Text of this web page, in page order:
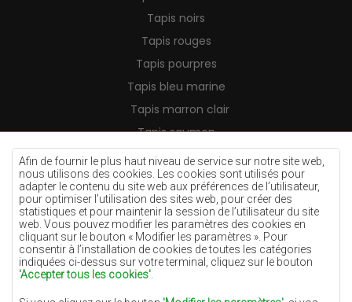
Afin de fournir le plus haut niveau de service sur notre site web,
nous utilisons des cookies. Les cookies sont utilisés pour
adapter le contenu du site web aux préférences de l’utilisateur,
pour optimiser l’utilisation des sites web, pour créer des
statistiques et pour maintenir la session de l’utilisateur du site
web. Vous pouvez modifier les paramètres des cookies en
cliquant sur le bouton « Modifier les paramètres ». Pour
consentir à l’installation de cookies de toutes les catégories
indiquées ci-dessus sur votre terminal, cliquez sur le bouton
'Accepter tous les cookies'
Tapis noirs
Tapis rouges
Tapis pourpres
Tapis bleu marine
Tapis marron clair
Tapis saumon
Tapis crème
Tapis lilas
Tapis jaunes
Tapis menthe
Tapis bleus
Tapis oranges